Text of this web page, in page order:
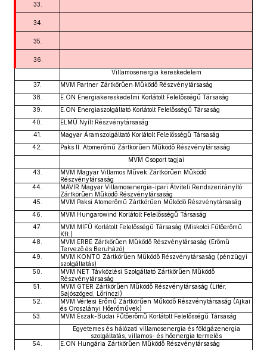
33.
34.
35.
36.
Villamosenergia kereskedelem
37.
MVM Partner Zártkörűen Működő Részvénytársaság
38.
E.ON Energiakereskedelmi Korlátolt Felelősségű Társaság
39.
E.ON Energiaszolgáltató Korlátolt Felelősségű Társaság
40.
ELMŰ Nyílt Részvénytársaság
41.
Magyar Áramszolgáltató Korlátolt Felelősségű Társaság
42.
Paks II. Atomerőmű Zártkörűen Működő Részvénytársaság
MVM Csoport tagjai
43.
MVM Magyar Villamos Művek Zártkörűen Működő
Részvénytársaság
44.
MAVIR Magyar Villamosenergia-ipari Átviteli Rendszerirányító
Zártkörűen Működő Részvénytársaság
45.
MVM Paksi Atomerőmű Zártkörűen Működő Részvénytársaság
46.
MVM Hungarowind Korlátolt Felelősségű Társaság
47.
MVM MIFÜ Korlátolt Felelősségű Társaság (Miskolci Fűtőerőmű
Kft.)
48.
MVM ERBE Zártkörűen Működő Részvénytársaság (Erőmű
Tervező és Beruházó)
49.
MVM KONTO Zártkörűen Működő Részvénytársaság (pénzügyi
szolgáltatás)
50.
MVM NET Távközlési Szolgáltató Zártkörűen Működő
Részvénytársaság
51.
MVM GTER Zártkörűen Működő Részvénytársaság (Litér,
Sajószöged, Lőrinczi)
52.
MVM Vértesi Erőmű Zártkörűen Működő Részvénytársaság (Ajkai
és Oroszlányi Hőerőművek)
53.
MVM Észak-Budai Fűtőerőmű Korlátolt Felelősségű Társaság
Egyetemes és hálózati villamosenergia és földgázenergia
szolgáltatás, villamos- és hőenergia termelés
54.
E.ON Hungária Zártkörűen Működő Részvénytársaság